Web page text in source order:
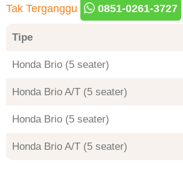
Tak Terganggu
0851-0261-3727
Tipe
Honda Brio (5 seater)
Honda Brio A/T (5 seater)
Honda Brio (5 seater)
Honda Brio A/T (5 seater)